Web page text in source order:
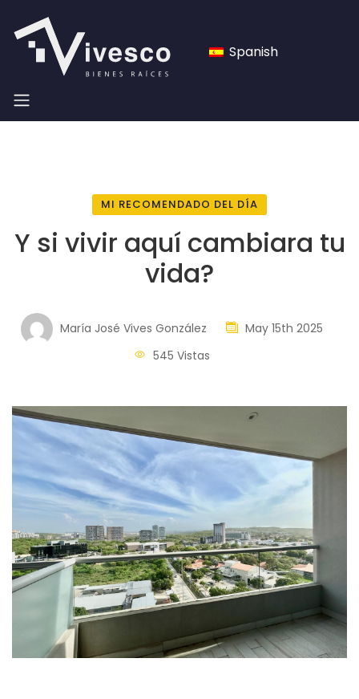
Spanish
MI RECOMENDADO DEL DÍA
Y si vivir aquí cambiara tu
vida?
María José Vives González
May 15th 2025
545 Vistas